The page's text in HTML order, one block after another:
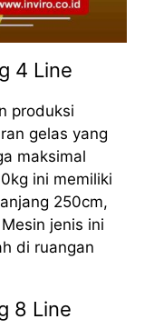
4 Line
produksi
gelas yang
maksimal
ini memiliki
250cm,
jenis ini
di ruangan
8 Line